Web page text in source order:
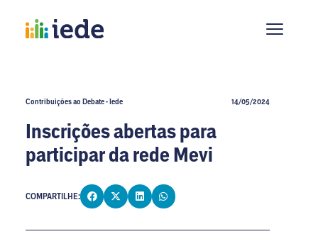
Contribuições ao Debate - Iede 14/05/2024
Inscrições abertas para
participar da rede Mevi
COMPARTILHE: